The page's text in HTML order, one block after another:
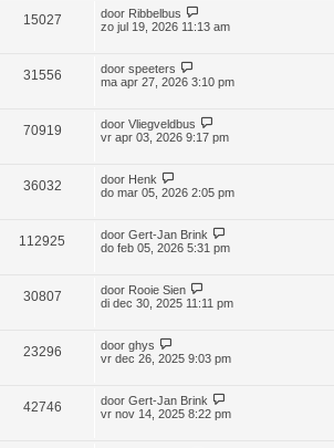
15027 door Ribbelbus
zo jul 19, 2026 11:13 am
31556 door speeters
ma apr 27, 2026 3:10 pm
70919 door Vliegveldbus
vr apr 03, 2026 9:17 pm
36032 door Henk
do mar 05, 2026 2:05 pm
112925 door Gert-Jan Brink
do feb 05, 2026 5:31 pm
30807 door Rooie Sien
di dec 30, 2025 11:11 pm
23296 door ghys
vr dec 26, 2025 9:03 pm
42746 door Gert-Jan Brink
vr nov 14, 2025 8:22 pm